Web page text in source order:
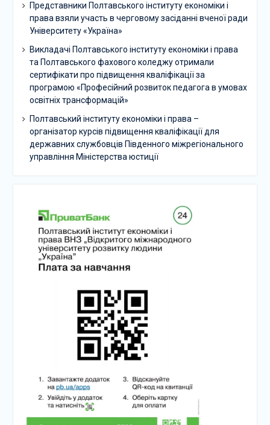
Представники Полтавського інституту економіки і
права взяли участь в черговому засіданні вченої ради
Університету «Україна»
Викладачі Полтавського інституту економіки і права
та Полтавського фахового коледжу отримали
сертифікати про підвищення кваліфікації за
програмою «Професійний розвиток педагога в умовах
освітніх трансформацій»
Полтавський інституту економіки і права –
організатор курсів підвищення кваліфікації для
державних службовців Південного міжрегіонального
управління Міністерства юстиції